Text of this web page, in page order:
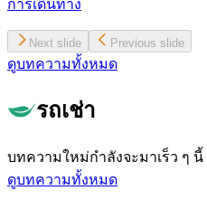
การเดินทาง
Next slide Previous slide
ดูบทความทั้งหมด
รถเช่า
บทความใหม่กำลังจะมาเร็ว ๆ นี้
ดูบทความทั้งหมด